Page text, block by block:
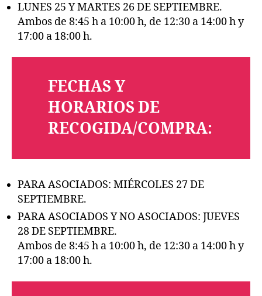
LUNES 25 Y MARTES 26 DE SEPTIEMBRE.
Ambos de 8:45 h a 10:00 h, de 12:30 a 14:00 h y
17:00 a 18:00 h.
FECHAS Y
HORARIOS DE
RECOGIDA/COMPRA:
PARA ASOCIADOS: MIÉRCOLES 27 DE
SEPTIEMBRE.
PARA ASOCIADOS Y NO ASOCIADOS: JUEVES
28 DE SEPTIEMBRE.
Ambos de 8:45 h a 10:00 h, de 12:30 a 14:00 h y
17:00 a 18:00 h.